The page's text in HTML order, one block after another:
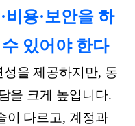
비용·보안을 하
있어야 한다
을 제공하지만, 동
을 크게 높입니다.
이 다르고, 계정과